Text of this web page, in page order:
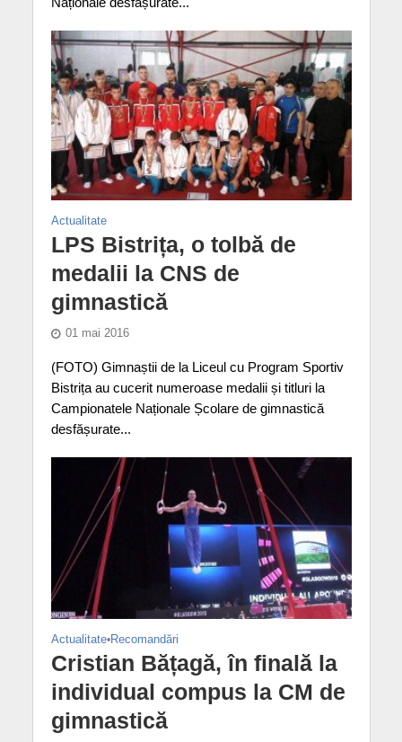
Actualitate
LPS Bistrița, o tolbă de
medalii la CNS de
gimnastică
01 mai 2016
(FOTO) Gimnaștii de la Liceul cu Program Sportiv
Bistrița au cucerit numeroase medalii și titluri la
Campionatele Naționale Școlare de gimnastică
desfășurate...
Actualitate•Recomandări
Cristian Bățagă, în finală la
individual compus la CM de
gimnastică